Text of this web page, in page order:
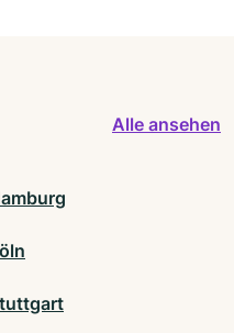
Alle ansehen